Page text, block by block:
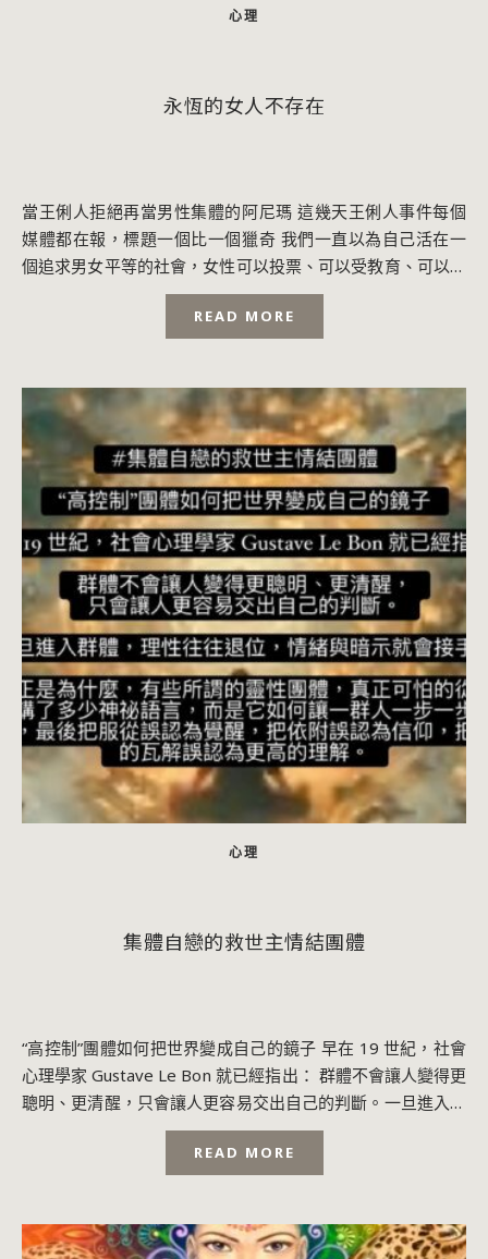
心理
永恆的女人不存在
當王俐人拒絕再當男性集體的阿尼瑪 這幾天王俐人事件每個
媒體都在報，標題一個比一個獵奇 我們一直以為自己活在一
個追求男女平等的社會，女性可以投票、可以受教育、可以當
總統、可以選擇不結婚、可以離婚、可以工...
READ MORE
心理
集體自戀的救世主情結團體
“高控制”團體如何把世界變成自己的鏡子 早在 19 世紀，社會
心理學家 Gustave Le Bon 就已經指出： 群體不會讓人變得更
聰明、更清醒，只會讓人更容易交出自己的判斷。一旦進入群
READ MORE